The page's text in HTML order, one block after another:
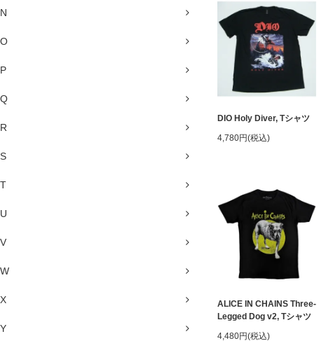
N
O
P
Q
R
S
T
U
V
W
X
Y
DIO Holy Diver, Tシャツ
4,780円(税込)
ALICE IN CHAINS Three-
Legged Dog v2, Tシャツ
4,480円(税込)